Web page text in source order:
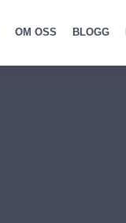
OM OSS BLOGG